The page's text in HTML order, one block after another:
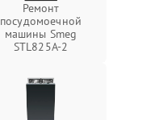
Ремонт
посудомоечной
машины Smeg
STL825A-2